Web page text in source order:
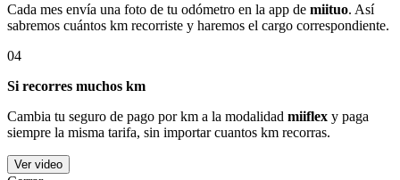
Cada mes envía una foto de tu odómetro en la app de miituo. Así
sabremos cuántos km recorriste y haremos el cargo correspondiente.
04
Si recorres muchos km
Cambia tu seguro de pago por km a la modalidad miiflex y paga
siempre la misma tarifa, sin importar cuantos km recorras.
Ver video